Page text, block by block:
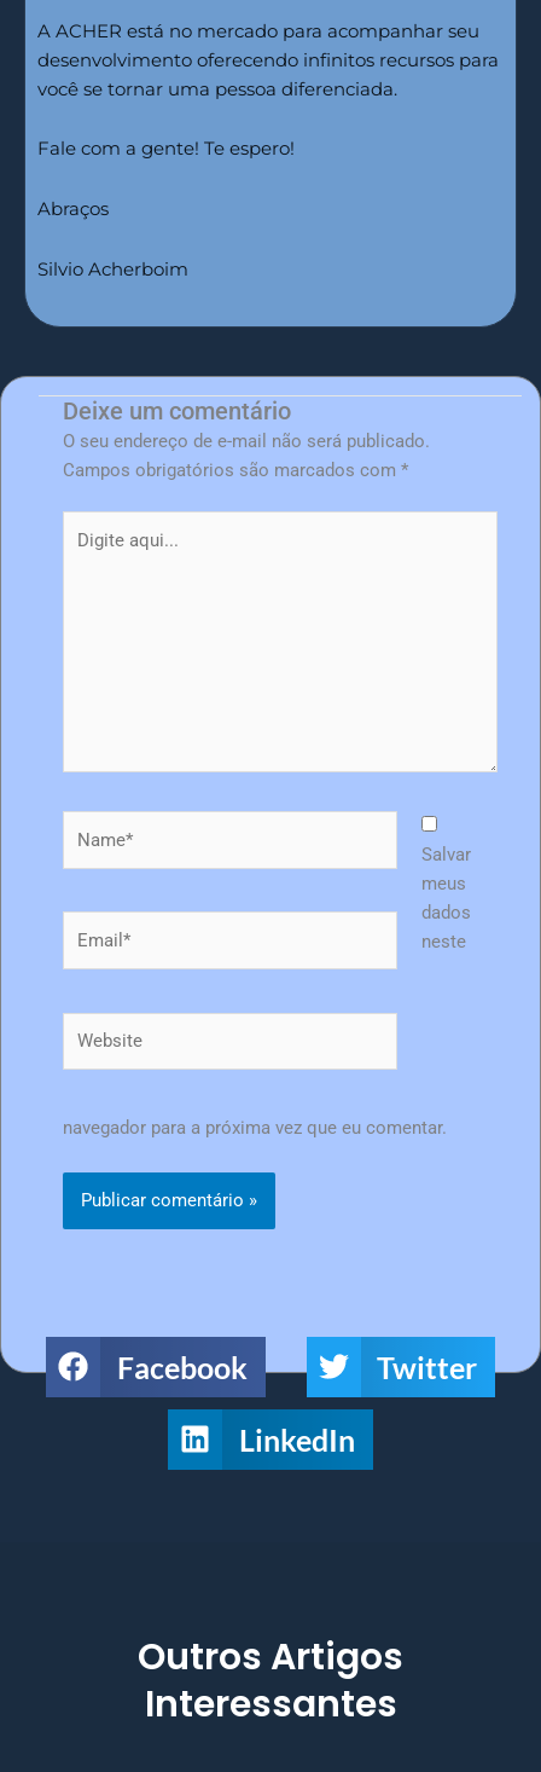
A ACHER está no mercado para acompanhar seu
desenvolvimento oferecendo infinitos recursos para
você se tornar uma pessoa diferenciada.
Fale com a gente! Te espero!
Abraços
Silvio Acherboim
Deixe um comentário
O seu endereço de e-mail não será publicado.
Campos obrigatórios são marcados com *
aqui...
Salvar
meus
dados
neste
navegador para a próxima vez que eu comentar.
Facebook
Twitter
LinkedIn
Outros Artigos
Interessantes